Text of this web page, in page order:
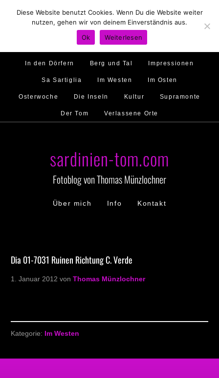
Hirtenland Traumstrände Feste feiern
Golfo di Orosei Im Norden
Murales Ambiente
In den Dörfern Berg und Tal Impressionen
Sa Sartiglia Im Westen Im Osten
Osterwoche Die Inseln Kultur Supramonte
Der Tom Verlassene Orte
sardinien-tom.com
Fotoblog von Thomas Münzlochner
Über mich Info Kontakt
Dia 01-7031 Ruinen Richtung C. Verde
1. Januar 2012 vonThomas Münzlochner
Kategorie: Im Westen
Diese Website benutzt Cookies. Wenn Du die Website weiter
nutzen, gehen wir von deinem Einverständnis aus.
Ok
Weiterlesen